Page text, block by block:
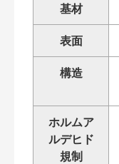
基材
表面
構造
ホルムア
ルデヒド
規制